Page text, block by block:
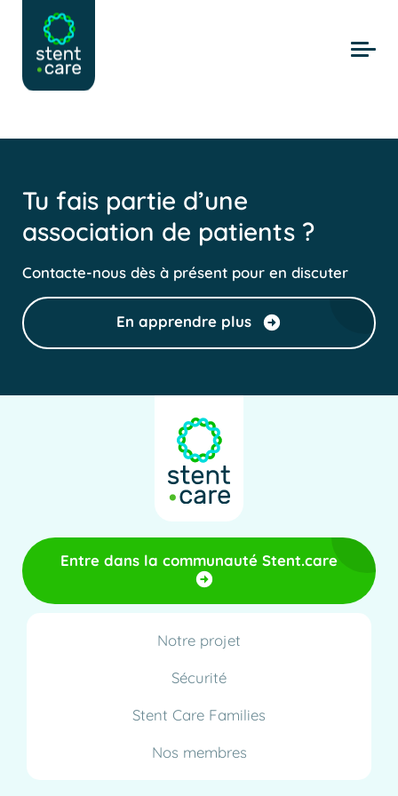
Skip to main content
Tu fais partie d’une
association de patients ?
Contacte-nous dès à présent pour en discuter
En apprendre plus
Entre dans la communauté Stent.care
Notre projet
Sécurité
Stent Care Families
Nos membres